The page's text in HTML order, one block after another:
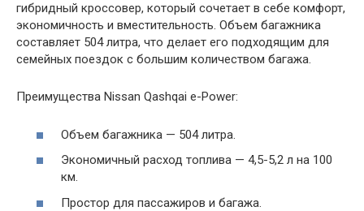
гибридный кроссовер, который сочетает в себе комфорт,
экономичность и вместительность. Объем багажника
составляет 504 литра, что делает его подходящим для
семейных поездок с большим количеством багажа.
Преимущества Nissan Qashqai e-Power:
Объем багажника — 504 литра.
Экономичный расход топлива — 4,5-5,2 л на 100
км.
Простор для пассажиров и багажа.